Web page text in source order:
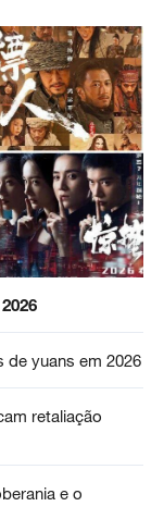
de yuans em 2026
retaliação
e o